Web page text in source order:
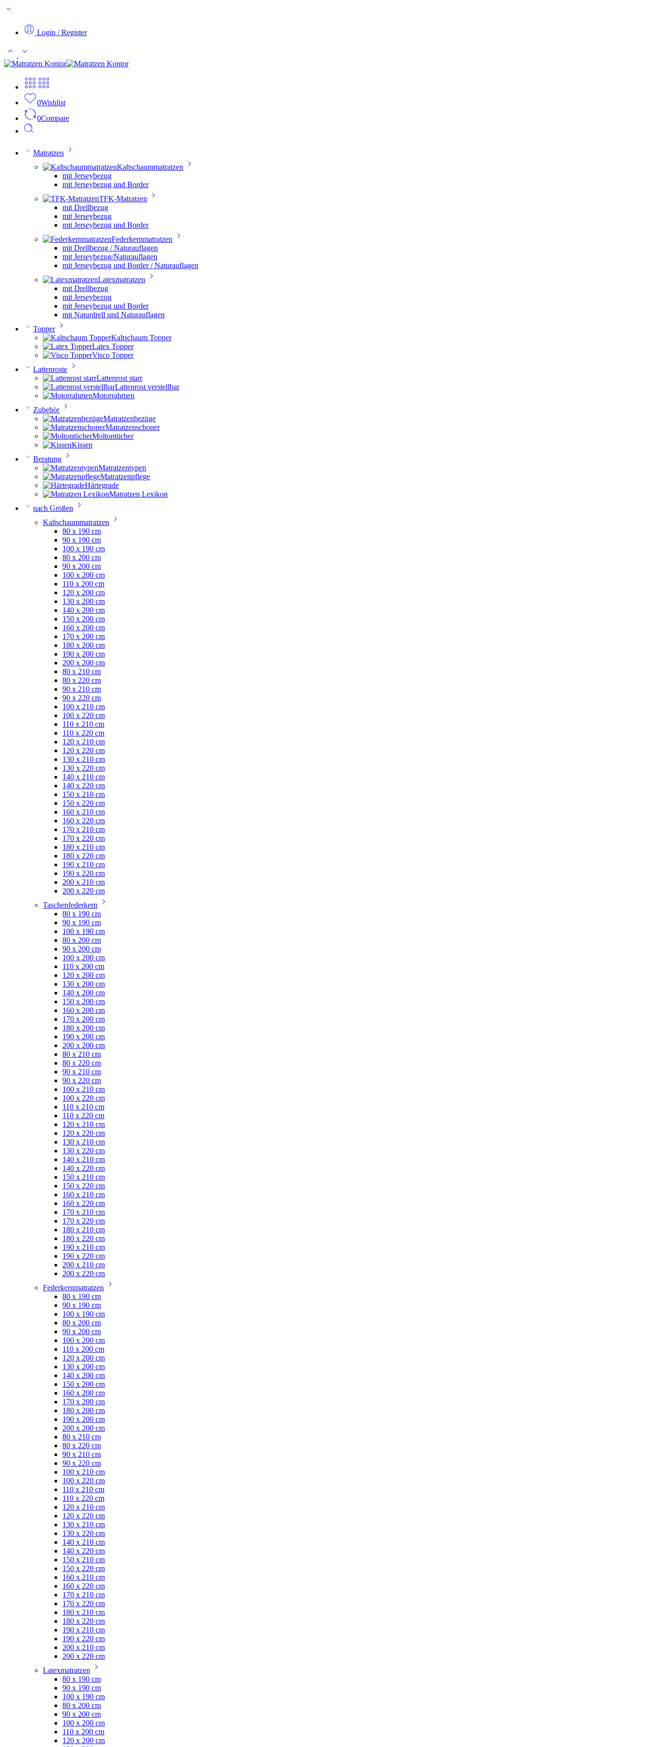
Login / Register
0Wishlist
0Compare
Matratzen
Kaltschaummatratzen
mit Jerseybezug
mit Jerseybezug und Border
TFK-Matratzen
mit Drellbezug
mit Jerseybezug
mit Jerseybezug und Border
Federkernmatratzen
mit Drellbezug / Naturauflagen
mit Jerseybezug/Naturauflagen
mit Jerseybezug und Border / Naturauflagen
Latexmatratzen
mit Drellbezug
mit Jerseybezug
mit Jerseybezug und Border
mit Naturdrell und Naturauflagen
Topper
Kaltschaum Topper
Latex Topper
Visco Topper
Lattenroste
Lattenrost starr
Lattenrost verstellbar
Motorrahmen
Zubehör
Matratzenbezüge
Matratzenschoner
Moltontücher
Kissen
Beratung
Matratzentypen
Matratzenpflege
Härtegrade
Matratzen Lexikon
nach Größen
Kaltschaummatratzen
80 x 190 cm
90 x 190 cm
100 x 190 cm
80 x 200 cm
90 x 200 cm
100 x 200 cm
110 x 200 cm
120 x 200 cm
130 x 200 cm
140 x 200 cm
150 x 200 cm
160 x 200 cm
170 x 200 cm
180 x 200 cm
190 x 200 cm
200 x 200 cm
80 x 210 cm
80 x 220 cm
90 x 210 cm
90 x 220 cm
100 x 210 cm
100 x 220 cm
110 x 210 cm
110 x 220 cm
120 x 210 cm
120 x 220 cm
130 x 210 cm
130 x 220 cm
140 x 210 cm
140 x 220 cm
150 x 210 cm
150 x 220 cm
160 x 210 cm
160 x 220 cm
170 x 210 cm
170 x 220 cm
180 x 210 cm
180 x 220 cm
190 x 210 cm
190 x 220 cm
200 x 210 cm
200 x 220 cm
Taschenfederkern
80 x 190 cm
90 x 190 cm
100 x 190 cm
80 x 200 cm
90 x 200 cm
100 x 200 cm
110 x 200 cm
120 x 200 cm
130 x 200 cm
140 x 200 cm
150 x 200 cm
160 x 200 cm
170 x 200 cm
180 x 200 cm
190 x 200 cm
200 x 200 cm
80 x 210 cm
80 x 220 cm
90 x 210 cm
90 x 220 cm
100 x 210 cm
100 x 220 cm
110 x 210 cm
110 x 220 cm
120 x 210 cm
120 x 220 cm
130 x 210 cm
130 x 220 cm
140 x 210 cm
140 x 220 cm
150 x 210 cm
150 x 220 cm
160 x 210 cm
160 x 220 cm
170 x 210 cm
170 x 220 cm
180 x 210 cm
180 x 220 cm
190 x 210 cm
190 x 220 cm
200 x 210 cm
200 x 220 cm
Federkernmatratzen
80 x 190 cm
90 x 190 cm
100 x 190 cm
80 x 200 cm
90 x 200 cm
100 x 200 cm
110 x 200 cm
120 x 200 cm
130 x 200 cm
140 x 200 cm
150 x 200 cm
160 x 200 cm
170 x 200 cm
180 x 200 cm
190 x 200 cm
200 x 200 cm
80 x 210 cm
80 x 220 cm
90 x 210 cm
90 x 220 cm
100 x 210 cm
100 x 220 cm
110 x 210 cm
110 x 220 cm
120 x 210 cm
120 x 220 cm
130 x 210 cm
130 x 220 cm
140 x 210 cm
140 x 220 cm
150 x 210 cm
150 x 220 cm
160 x 210 cm
160 x 220 cm
170 x 210 cm
170 x 220 cm
180 x 210 cm
180 x 220 cm
190 x 210 cm
190 x 220 cm
200 x 210 cm
200 x 220 cm
Latexmatratzen
80 x 190 cm
90 x 190 cm
100 x 190 cm
80 x 200 cm
90 x 200 cm
100 x 200 cm
110 x 200 cm
120 x 200 cm